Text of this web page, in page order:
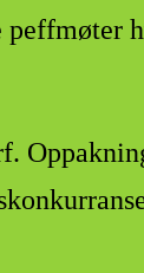
peffmøter